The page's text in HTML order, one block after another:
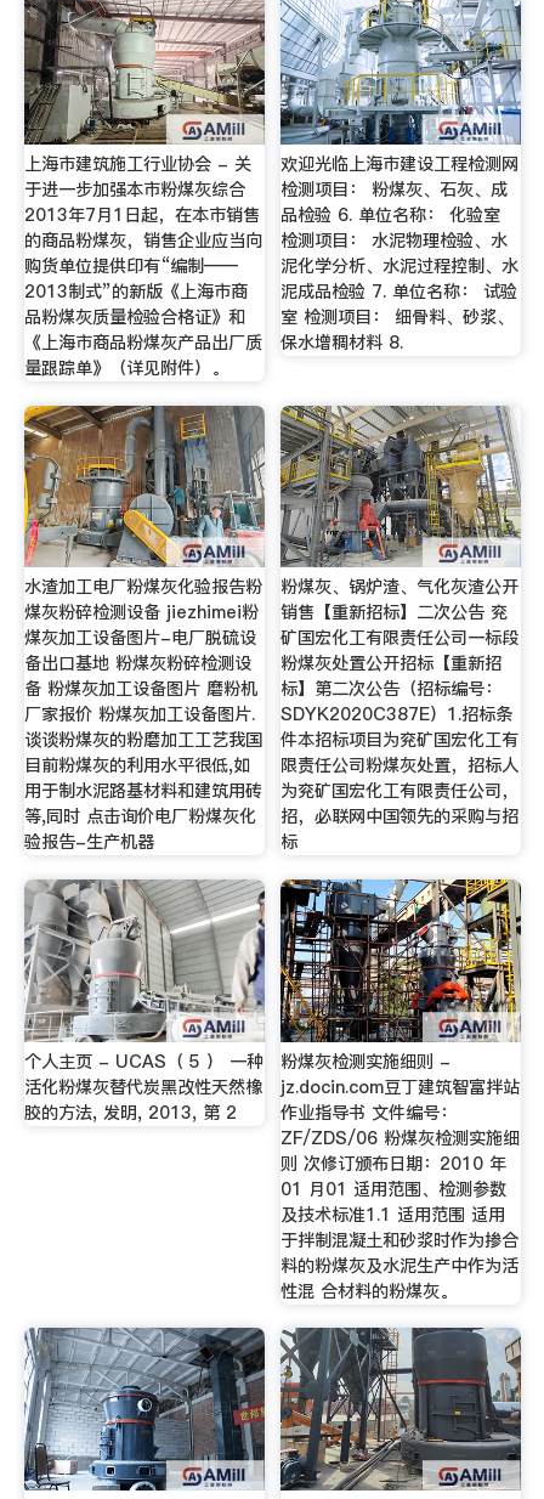
上海市建筑施工行业协会 - 关
于进一步加强本市粉煤灰综合
2013年7月1日起，在本市销售
的商品粉煤灰，销售企业应当向
购货单位提供印有“编制——
2013制式”的新版《上海市商
品粉煤灰质量检验合格证》和
《上海市商品粉煤灰产品出厂质
量跟踪单》（详见附件）。
欢迎光临上海市建设工程检测网
检测项目： 粉煤灰、石灰、成
品检验 6. 单位名称： 化验室
检测项目： 水泥物理检验、水
泥化学分析、水泥过程控制、水
泥成品检验 7. 单位名称： 试验
室 检测项目： 细骨料、砂浆、
保水增稠材料 8.
水渣加工电厂粉煤灰化验报告粉
煤灰粉碎检测设备 jiezhimei粉
煤灰加工设备图片-电厂脱硫设
备出口基地 粉煤灰粉碎检测设
备 粉煤灰加工设备图片 磨粉机
厂家报价 粉煤灰加工设备图片.
谈谈粉煤灰的粉磨加工工艺我国
目前粉煤灰的利用水平很低,如
用于制水泥路基材料和建筑用砖
等,同时 点击询价电厂粉煤灰化
验报告-生产机器
粉煤灰、锅炉渣、气化灰渣公开
销售【重新招标】二次公告 兖
矿国宏化工有限责任公司一标段
粉煤灰处置公开招标【重新招
标】第二次公告（招标编号：
SDYK2020C387E）1.招标条
件本招标项目为兖矿国宏化工有
限责任公司粉煤灰处置，招标人
为兖矿国宏化工有限责任公司，
招，必联网中国领先的采购与招
标
个人主页 - UCAS（ 5 ） 一种
活化粉煤灰替代炭黑改性天然橡
胶的方法, 发明, 2013, 第 2
粉煤灰检测实施细则 -
jz.docin.com豆丁建筑智富拌站
作业指导书 文件编号：
ZF/ZDS/06 粉煤灰检测实施细
则 次修订颁布日期：2010 年
01 月01 适用范围、检测参数
及技术标准1.1 适用范围 适用
于拌制混凝土和砂浆时作为掺合
料的粉煤灰及水泥生产中作为活
性混 合材料的粉煤灰。